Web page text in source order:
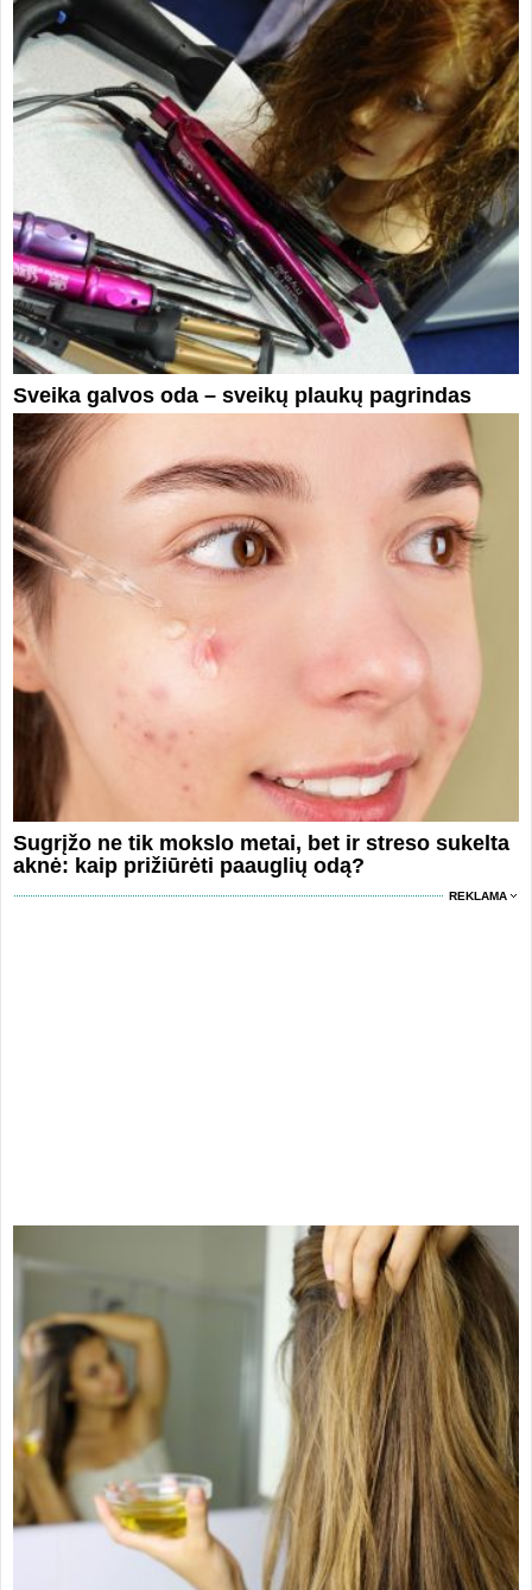
Sveika galvos oda – sveikų plaukų pagrindas
Sugrįžo ne tik mokslo metai, bet ir streso sukelta
aknė: kaip prižiūrėti paauglių odą?
REKLAMA